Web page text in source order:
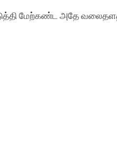
மேற்கண்ட அதே